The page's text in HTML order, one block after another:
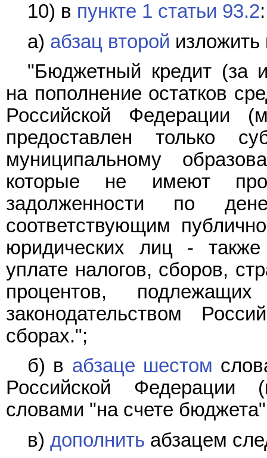
10) в пункте 1 статьи 93.2:
а) абзац второй
"Бюджетный кредит (за
на пополнение остатков
Российской Федерации
предоставлен только
муниципальному
которые не имеют
задолженности по
соответствующим
юридических лиц - также
уплате налогов, сборов,
процентов,
законодательством
сборах.";
б) в абзаце шестом
Российской Федерации
словами "на счете
в) дополнить абзацем